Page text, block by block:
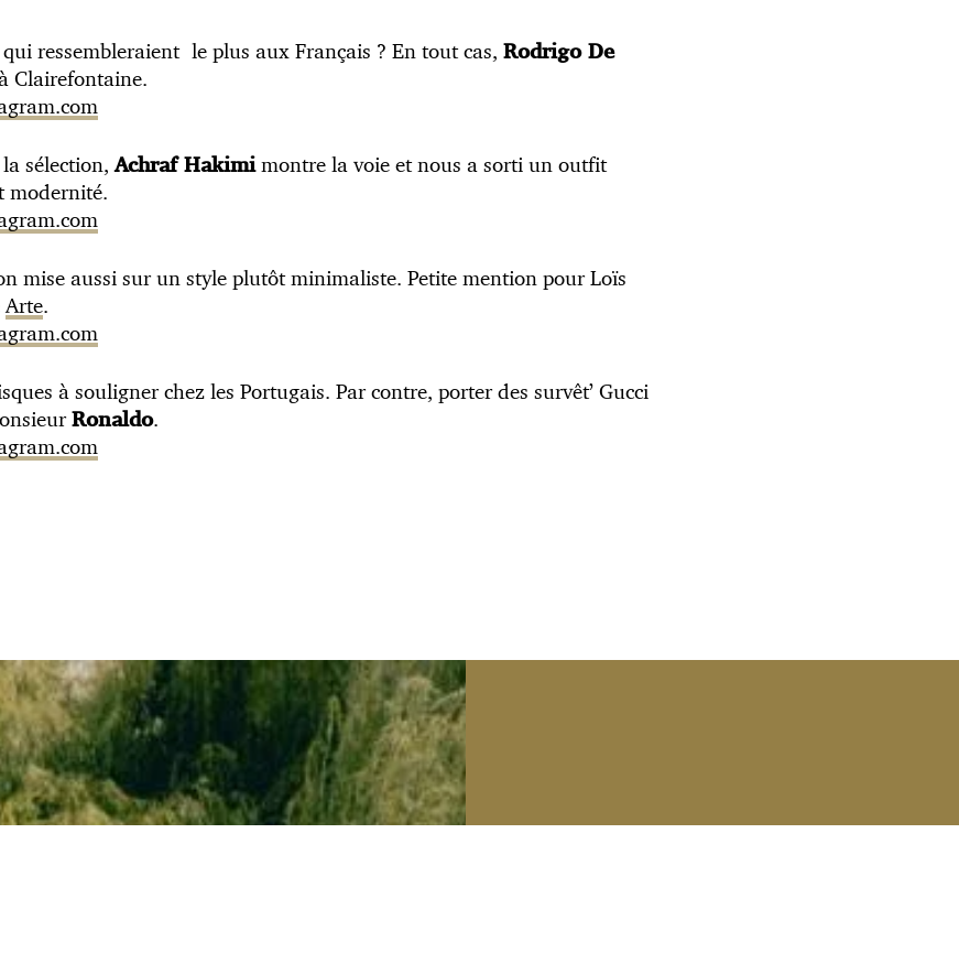
ressembleraient le plus aux Français ? En tout cas, Rodrigo De
Clairefontaine.
sélection,Achraf Hakimimontre la voie et nous a sorti un outfit
modernité.
mise aussi sur un style plutôt minimaliste. Petite mention pour Loïs
Arte.
à souligner chez les Portugais. Par contre, porter des survêt’ Gucci
Ronaldo.